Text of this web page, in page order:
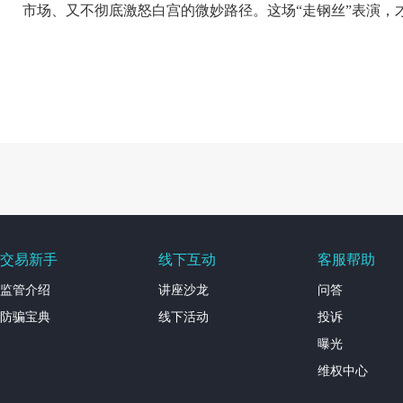
市场、又不彻底激怒白宫的微妙路径。这场“走钢丝”表演，
交易新手
监管介绍
防骗宝典
线下互动
讲座沙龙
线下活动
客服帮助
问答
投诉
曝光
维权中心